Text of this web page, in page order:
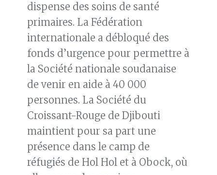
dispense des soins de santé
primaires. La Fédération
internationale a débloqué des
fonds d’urgence pour permettre à
la Société nationale soudanaise
de venir en aide à 40 000
personnes. La Société du
Croissant-Rouge de Djibouti
maintient pour sa part une
présence dans le camp de
réfugiés de Hol Hol et à Obock, où